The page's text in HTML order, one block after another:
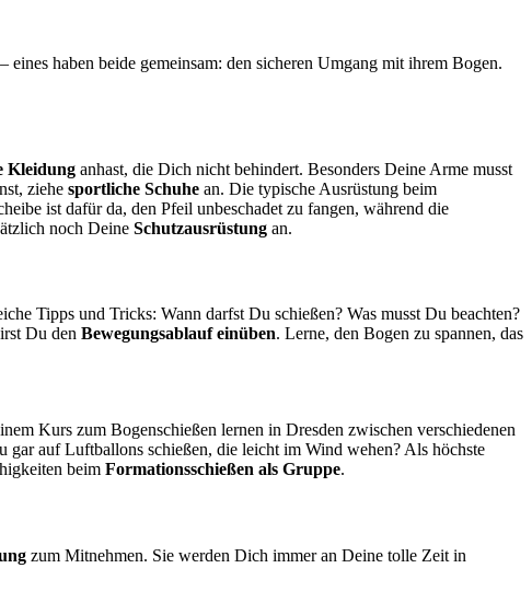
haben beide gemeinsam: den sicheren Umgang mit ihrem Bogen.
Kleidung anhast, die Dich nicht behindert. Besonders Deine Arme musst
ziehe sportliche Schuhe an. Die typische Ausrüstung beim
ist dafür da, den Pfeil unbeschadet zu fangen, während die
noch Deine Schutzausrüstung an.
Tipps und Tricks: Wann darfst Du schießen? Was musst Du beachten?
Du den Bewegungsablauf einüben. Lerne, den Bogen zu spannen, das
Kurs zum Bogenschießen lernen in Dresden zwischen verschiedenen
gar auf Luftballons schießen, die leicht im Wind wehen? Als höchste
beim Formationsschießen als Gruppe.
zum Mitnehmen. Sie werden Dich immer an Deine tolle Zeit in